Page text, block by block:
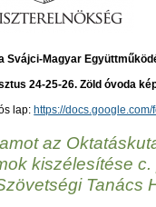
Svájci-Magyar
24-25-26. Zöld óvoda
lap: https://
az
kiszélesítése
Tanács